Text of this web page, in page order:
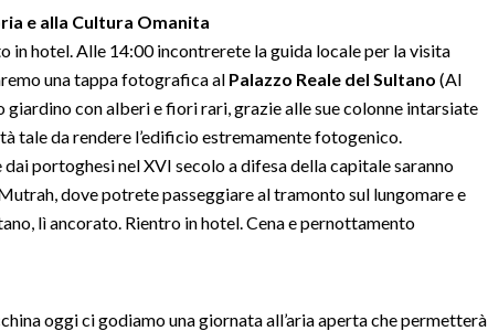
e alla Cultura Omanita
hotel. Alle 14:00 incontrerete la guida locale per la visita
una tappa fotografica al Palazzo Reale del Sultano (Al
con alberi e fiori rari, grazie alle sue colonne intarsiate
tale da rendere l’edificio estremamente fotogenico.
portoghesi nel XVI secolo a difesa della capitale saranno
dove potrete passeggiare al tramonto sul lungomare e
lì ancorato. Rientro in hotel. Cena e pernottamento
oggi ci godiamo una giornata all’aria aperta che permetterà